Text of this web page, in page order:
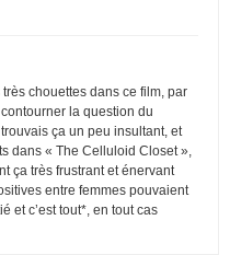
chouettes dans ce film, par
la question du
ça un peu insultant, et
dans « The Celluloid Closet »,
ça très frustrant et énervant
entre femmes pouvaient
et c’est tout*, en tout cas